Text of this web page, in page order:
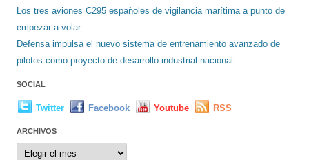
Los tres aviones C295 españoles de vigilancia marítima a punto de
empezar a volar
Defensa impulsa el nuevo sistema de entrenamiento avanzado de
pilotos como proyecto de desarrollo industrial nacional
SOCIAL
Twitter Facebook Youtube RSS
ARCHIVOS
Archivos